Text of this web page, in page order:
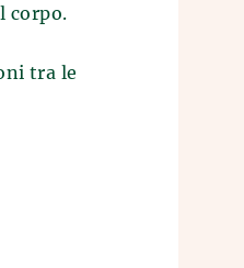
corpo.
tra le